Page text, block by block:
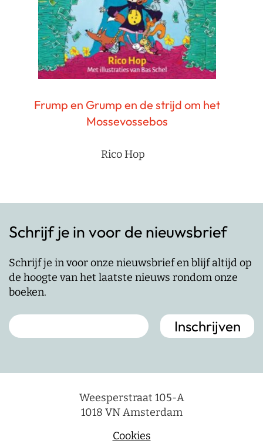
Frump en Grump en de strijd om het
Mossevossebos
Rico Hop
Schrijf je in voor de nieuwsbrief
Schrijf je in voor onze nieuwsbrief en blijf altijd op
de hoogte van het laatste nieuws rondom onze
boeken.
Weesperstraat 105-A
1018 VN Amsterdam
Cookies